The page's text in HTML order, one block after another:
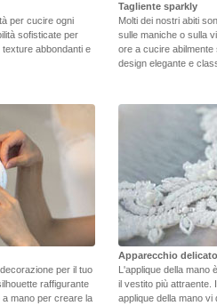
per cucire ogni
sofisticate per
abbondanti e
Tagliente sparkly
Molti dei nostri abiti
sulle maniche o sulla
ore a cucire
design elegante e
per il tuo
raffigurante
mano per creare la
Apparecchio delicato
L'applique della mano
il vestito più attraente.
applique della mano